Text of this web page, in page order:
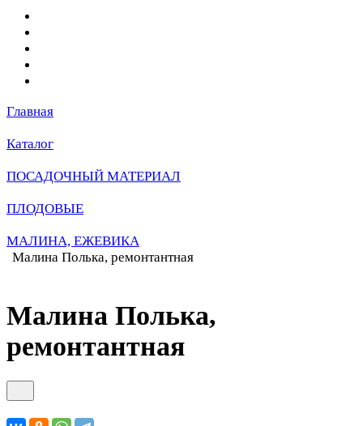
Главная
Каталог
ПОСАДОЧНЫЙ МАТЕРИАЛ
ПЛОДОВЫЕ
МАЛИНА, ЕЖЕВИКА
Малина Полька, ремонтантная
Малина Полька,
ремонтантная